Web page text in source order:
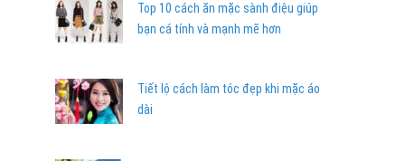
Top 10 cách ăn mặc sành điệu giúp
bạn cá tính và mạnh mẽ hơn
Tiết lộ cách làm tóc đẹp khi mặc áo
dài